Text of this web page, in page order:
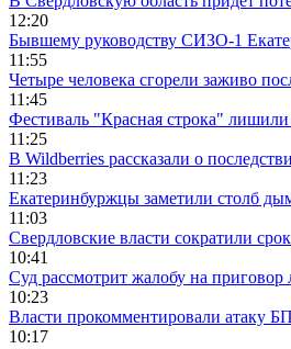
12:20
Бывшему руководству СИЗО-1
11:55
Четыре человека сгорели заживо
11:45
Фестиваль "Красная строка"
11:25
В Wildberries рассказали о
11:23
Екатеринбуржцы заметили столб
11:03
Свердловские власти сократили
10:41
Суд рассмотрит жалобу на
10:23
Власти прокомментировали атаку
10:17